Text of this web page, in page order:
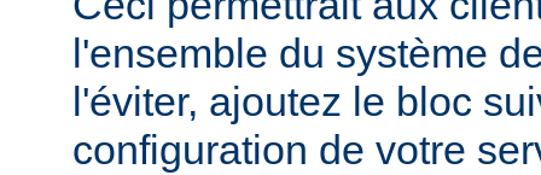
l'ensemble du système
l'éviter, ajoutez le bloc
configuration de votre